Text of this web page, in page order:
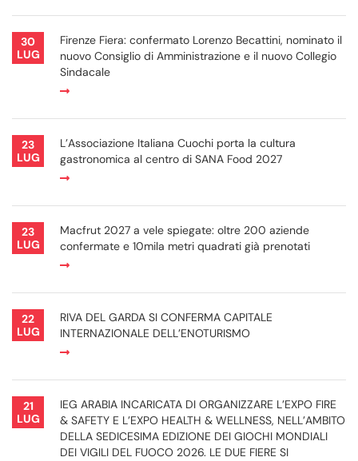
30
LUG
Firenze Fiera: confermato Lorenzo Becattini, nominato il
nuovo Consiglio di Amministrazione e il nuovo Collegio
Sindacale
23
LUG
L’Associazione Italiana Cuochi porta la cultura
gastronomica al centro di SANA Food 2027
23
LUG
Macfrut 2027 a vele spiegate: oltre 200 aziende
confermate e 10mila metri quadrati già prenotati
22
LUG
RIVA DEL GARDA SI CONFERMA CAPITALE
INTERNAZIONALE DELL’ENOTURISMO
21
LUG
IEG ARABIA INCARICATA DI ORGANIZZARE L’EXPO FIRE
& SAFETY E L’EXPO HEALTH & WELLNESS, NELL’AMBITO
DELLA SEDICESIMA EDIZIONE DEI GIOCHI MONDIALI
DEI VIGILI DEL FUOCO 2026. LE DUE FIERE SI